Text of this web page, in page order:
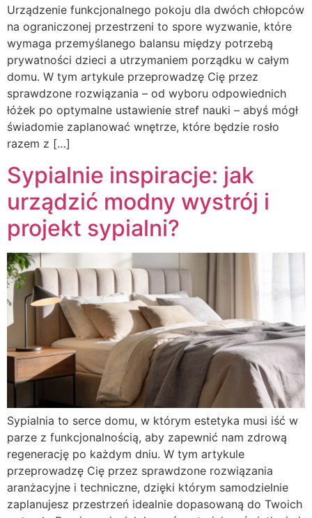
Urządzenie funkcjonalnego pokoju dla dwóch chłopców
na ograniczonej przestrzeni to spore wyzwanie, które
wymaga przemyślanego balansu między potrzebą
prywatności dzieci a utrzymaniem porządku w całym
domu. W tym artykule przeprowadzę Cię przez
sprawdzone rozwiązania – od wyboru odpowiednich
łóżek po optymalne ustawienie stref nauki – abyś mógł
świadomie zaplanować wnętrze, które będzie rosło
razem z […]
Sypialnie inspiracje: jak
urządzić modny wystrój i
projekt sypialni?
Sypialnia to serce domu, w którym estetyka musi iść w
parze z funkcjonalnością, aby zapewnić nam zdrową
regenerację po każdym dniu. W tym artykule
przeprowadzę Cię przez sprawdzone rozwiązania
aranżacyjne i techniczne, dzięki którym samodzielnie
zaplanujesz przestrzeń idealnie dopasowaną do Twoich